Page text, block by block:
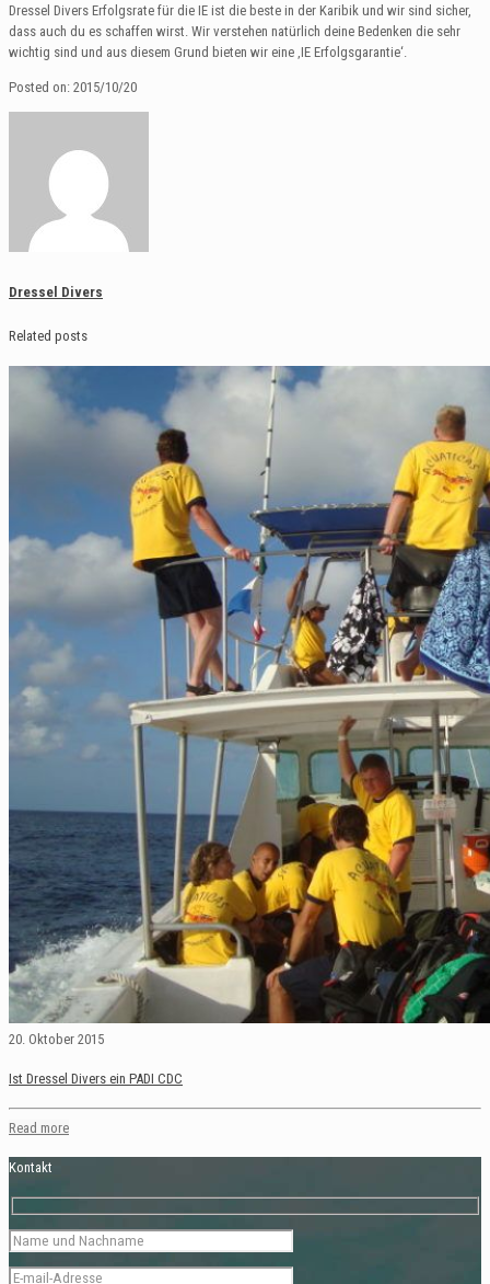
Dressel Divers Erfolgsrate für die IE ist die beste in der Karibik und wir sind sicher,
dass auch du es schaffen wirst. Wir verstehen natürlich deine Bedenken die sehr
wichtig sind und aus diesem Grund bieten wir eine ‚IE Erfolgsgarantie‘.
Posted on: 2015/10/20
Dressel Divers
Related posts
20. Oktober 2015
Ist Dressel Divers ein PADI CDC
Read more
Kontakt